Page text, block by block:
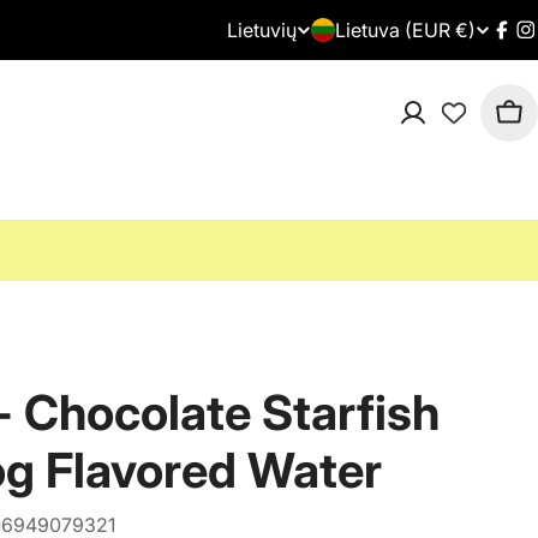
K
Lietuvių Š
/
e
g
i
Lietuva (EUR €)
Chocolate Starfish
Flavored Water